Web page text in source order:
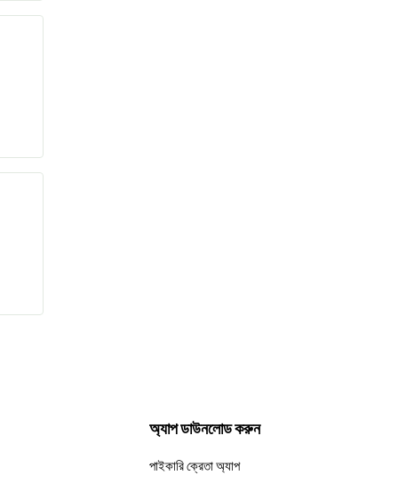
অ্যাপ ডাউনলোড করুন
পাইকারি ক্রেতা অ্যাপ